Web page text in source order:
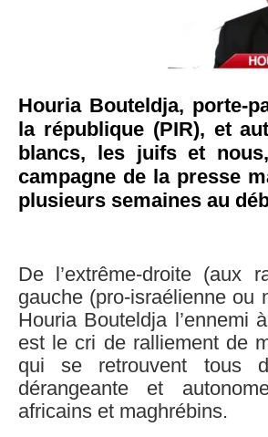
Houria Bouteldja, porte-
la république (PIR), et
blancs, les juifs et
campagne de la presse
plusieurs semaines au
De l’extrême-droite (aux
gauche (pro-israélienne ou
Houria Bouteldja l’ennemi
est le cri de ralliement de
qui se retrouvent tous
dérangeante et
africains et maghrébins.